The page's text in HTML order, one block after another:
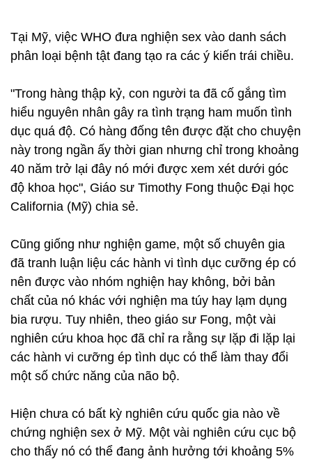
Tại Mỹ, việc WHO đưa nghiện sex vào danh sách
phân loại bệnh tật đang tạo ra các ý kiến trái chiều.
"Trong hàng thập kỷ, con người ta đã cố gắng tìm
hiểu nguyên nhân gây ra tình trạng ham muốn tình
dục quá độ. Có hàng đống tên được đặt cho chuyện
này trong ngần ấy thời gian nhưng chỉ trong khoảng
40 năm trở lại đây nó mới được xem xét dưới góc
độ khoa học", Giáo sư Timothy Fong thuộc Đại học
California (Mỹ) chia sẻ.
Cũng giống như nghiện game, một số chuyên gia
đã tranh luận liệu các hành vi tình dục cưỡng ép có
nên được vào nhóm nghiện hay không, bởi bản
chất của nó khác với nghiện ma túy hay lạm dụng
bia rượu. Tuy nhiên, theo giáo sư Fong, một vài
nghiên cứu khoa học đã chỉ ra rằng sự lặp đi lặp lại
các hành vi cưỡng ép tình dục có thể làm thay đổi
một số chức năng của não bộ.
Hiện chưa có bất kỳ nghiên cứu quốc gia nào về
chứng nghiện sex ở Mỹ. Một vài nghiên cứu cục bộ
cho thấy nó có thể đang ảnh hưởng tới khoảng 5%